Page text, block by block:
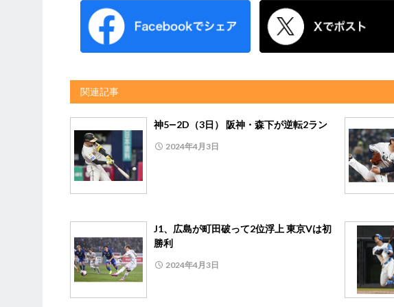
関連記事
神5―2D（3日） 阪神・森下が逆転2ラン
2024年4月3日
J1、広島が町田破って2位浮上 東京Vは初
勝利
2024年4月3日